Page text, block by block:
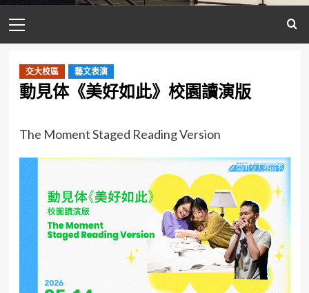
Menu
交大校區 藝文表演
動見体《美好如此》校園讀演版
The Moment Staged Reading Version